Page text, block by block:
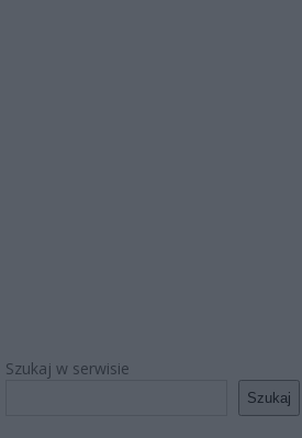
Szukaj w serwisie
Szukaj